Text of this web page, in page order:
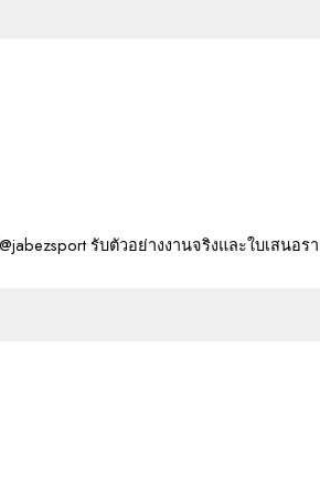
รับตัวอย่างงานจริงและใบเสนอร